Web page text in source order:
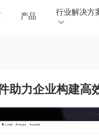
产品 行业解决方
助力企业构建高